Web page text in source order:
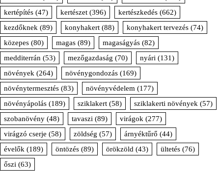
kertépítés (47) kertészet (396) kertészkedés (662)
kezdőknek (89) konyhakert (88) konyhakert tervezés (74)
közepes (80) magas (89) magaságyás (82)
medditerrán (53) mezőgazdaság (70) nyári (131)
növények (264) növénygondozás (169)
növénytermesztés (83) növényvédelem (177)
növényápolás (189) sziklakert (58) sziklakerti növények (57)
szobanövény (48) tavaszi (89) virágok (277)
virágzó cserje (58) zöldség (57) árnyéktűrő (44)
évelők (189) öntözés (89) örökzöld (43) ültetés (76)
őszi (63)